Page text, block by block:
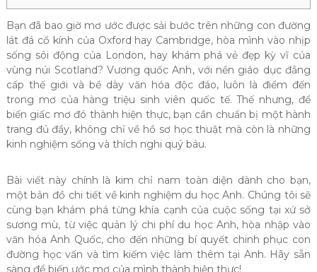
Bạn đã bao giờ mơ ước được sải bước trên những con đường
lát đá cổ kính của Oxford hay Cambridge, hòa mình vào nhịp
sống sôi động của London, hay khám phá vẻ đẹp kỳ vĩ của
vùng núi Scotland? Vương quốc Anh, với nền giáo dục đẳng
cấp thế giới và bề dày văn hóa độc đáo, luôn là điểm đến
trong mơ của hàng triệu sinh viên quốc tế. Thế nhưng, để
biến giấc mơ đó thành hiện thực, bạn cần chuẩn bị một hành
trang đủ đầy, không chỉ về hồ sơ học thuật mà còn là những
kinh nghiệm sống và thích nghi quý báu.
Bài viết này chính là kim chỉ nam toàn diện dành cho bạn,
một bản đồ chi tiết về kinh nghiệm du học Anh. Chúng tôi sẽ
cùng bạn khám phá từng khía cạnh của cuộc sống tại xứ sở
sương mù, từ việc quản lý chi phí du học Anh, hòa nhập vào
văn hóa Anh Quốc, cho đến những bí quyết chinh phục con
đường học vấn và tìm kiếm việc làm thêm tại Anh. Hãy sẵn
sàng để biến ước mơ của mình thành hiện thực!